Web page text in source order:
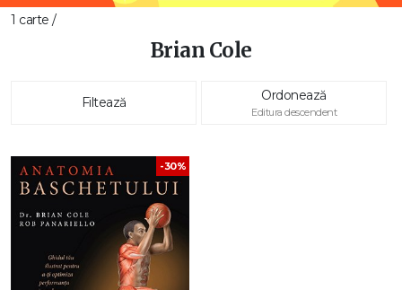
1 carte /
Brian Cole
Filtează Ordonează
Editura descendent
-30%